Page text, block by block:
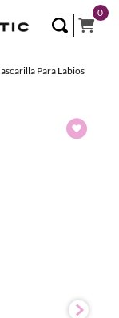
0
Para Labios